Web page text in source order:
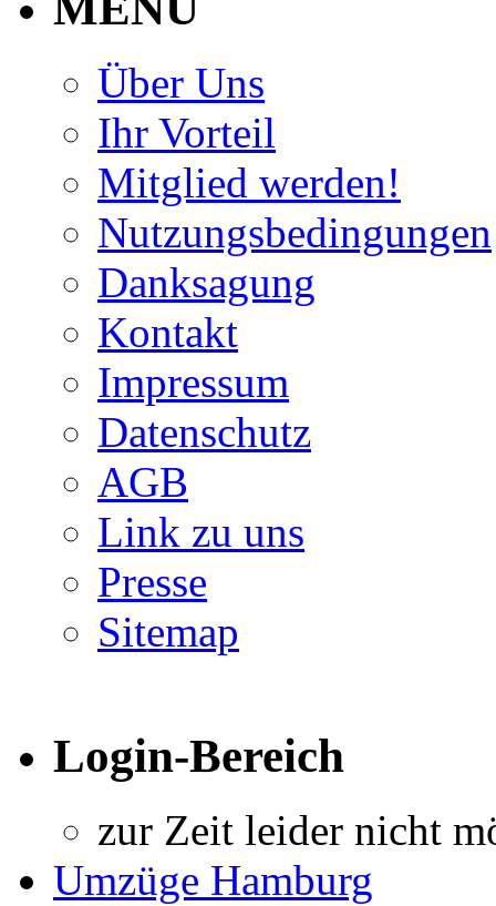
Über Uns
Ihr Vorteil
Mitglied werden!
Nutzungsbedingungen
Danksagung
Kontakt
Impressum
Datenschutz
AGB
Link zu uns
Presse
Sitemap
Login-Bereich
zur Zeit leider nicht
Umzüge Hamburg